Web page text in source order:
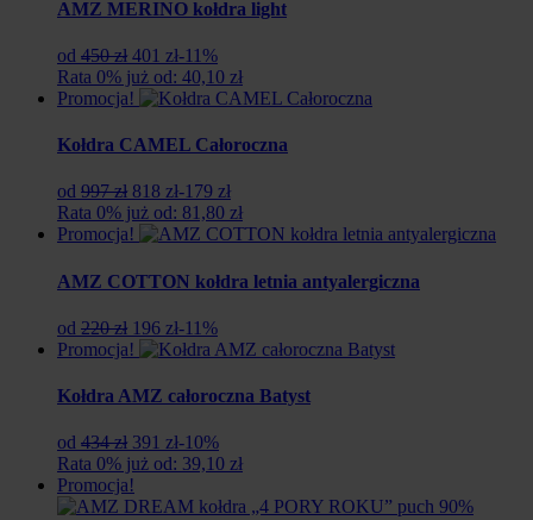
AMZ MERINO kołdra light
od 450 zł Pierwotna
cena
wynosiła:
zł.
401 złAktualna
cena
wynosi:
zł.
-11%
Rata 0% już od: 40,10 zł
Promocja!
Kołdra CAMEL Całoroczna
od 997 zł Pierwotna
cena
wynosiła:
zł.
818 złAktualna
cena
wynosi:
zł.
-179 zł
Rata 0% już od: 81,80 zł
Promocja!
AMZ COTTON kołdra letnia antyalergiczna
od 220 zł Pierwotna
cena
220
196 złAktualna
cena
196
-11%
Promocja!
Kołdra AMZ całoroczna Batyst
od 434 zł Pierwotna
cena
wynosiła:
434
391 złAktualna
cena
391
-10%
Rata 0% już od: 39,10 zł
Promocja!